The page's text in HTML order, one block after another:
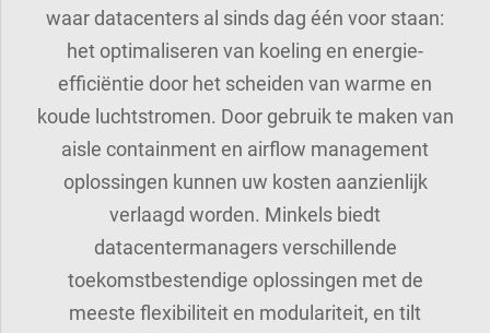
waar datacenters al sinds dag één voor staan:
het optimaliseren van koeling en energie-
efficiëntie door het scheiden van warme en
koude luchtstromen. Door gebruik te maken van
aisle containment en airflow management
oplossingen kunnen uw kosten aanzienlijk
verlaagd worden. Minkels biedt
datacentermanagers verschillende
toekomstbestendige oplossingen met de
meeste flexibiliteit en modulariteit, en tilt